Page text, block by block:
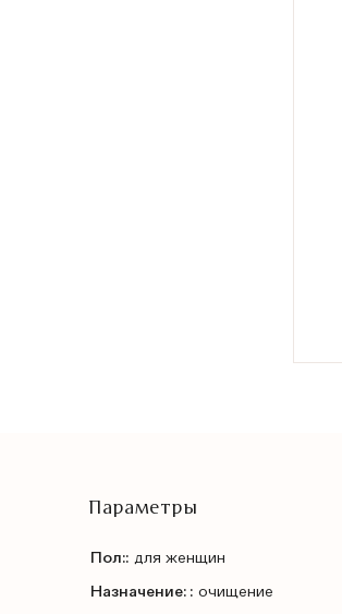
Параметры
Пол:: для женщин
Назначение: : очищение